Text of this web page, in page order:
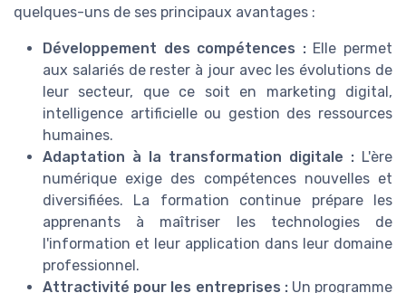
quelques-uns de ses principaux avantages :
Développement des compétences :Elle permet
aux salariés de rester à jour avec les évolutions de
leur secteur, que ce soit en marketing digital,
intelligence artificielle ou gestion des ressources
humaines.
Adaptation à la transformation digitale : L'ère
numérique exige des compétences nouvelles et
diversifiées. La formation continue prépare les
apprenants à maîtriser les technologies de
l'information et leur application dans leur domaine
professionnel.
Attractivité pour les entreprises :Un programme